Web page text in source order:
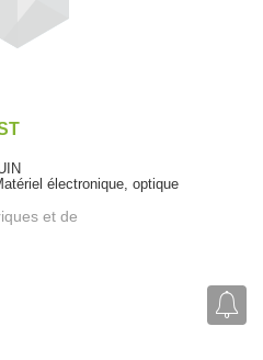
électronique, optique
et de